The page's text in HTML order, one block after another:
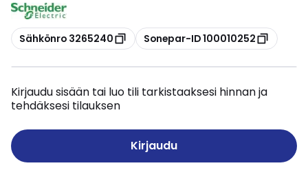
Kopioi
Sähkönro 3265240 Kopioi
Sonepar-ID 100010252
Kirjaudu sisään tai luo tili tarkistaaksesi hinnan ja
tehdäksesi tilauksen
Kirjaudu